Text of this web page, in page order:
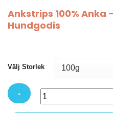
Ankstrips 100%
Hundgodis
Välj Storlek